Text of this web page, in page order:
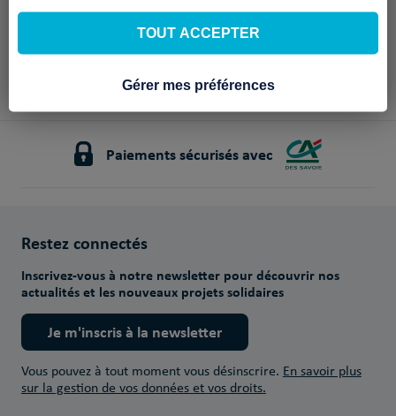
Paiements sécurisés avec
Restez connectés
Inscrivez-vous à notre newsletter pour découvrir nos
actualités et les nouveaux projets solidaires
Je m'inscris à la newsletter
Vous pouvez à tout moment vous désinscrire. En savoir plus
sur la gestion de vos données et vos droits.
TOUT ACCEPTER
Gérer mes préférences